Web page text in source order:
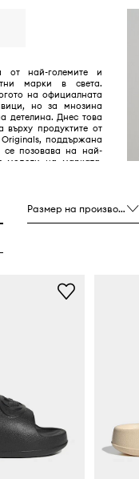
от най-големите и
марки в света.
на официалната
но за мнозина
детелина. Днес това
върху продуктите от
поддържана
се позовава на най-
модели на марката,
Размер на производителя